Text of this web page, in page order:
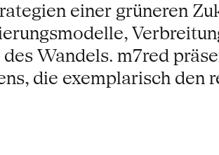
einer grüneren
Wandels. m7red
die exemplarisch den